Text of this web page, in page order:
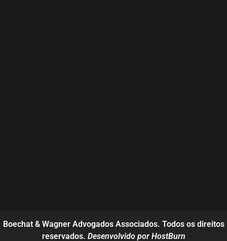
Boechat & Wagner Advogados Associados. Todos os direitos
reservados. Desenvolvido por HostBurn